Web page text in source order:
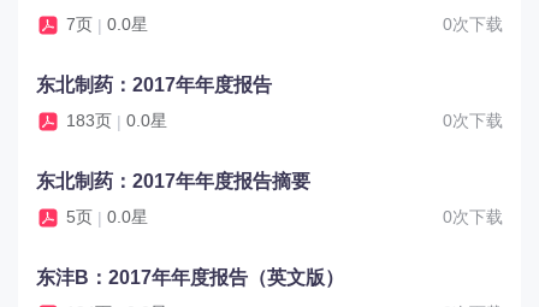
7页 | 0.0星 0次下载
东北制药：2017年年度报告
183页 | 0.0星 0次下载
东北制药：2017年年度报告摘要
5页 | 0.0星 0次下载
东沣B：2017年年度报告（英文版）